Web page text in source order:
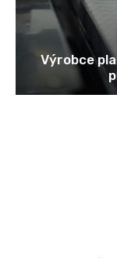
Výrobce